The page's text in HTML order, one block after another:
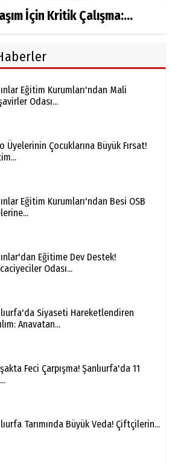
İçin Kritik Çalışma:...
Eğitim Kurumları'ndan Mali
Odası...
Üyelerinin Çocuklarına Büyük Fırsat!
Eğitim Kurumları'ndan Besi OSB
Eğitime Dev Destek!
Odası...
Siyaseti Hareketlendiren
Anavatan...
Feci Çarpışma! Şanlıurfa'da 11
Tarımında Büyük Veda! Çiftçilerin...